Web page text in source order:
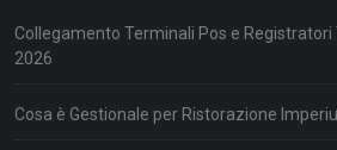
Collegamento Terminali Pos e Registratori
2026
Cosa è Gestionale per Ristorazione